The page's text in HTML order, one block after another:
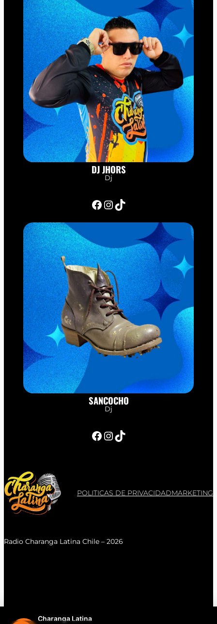
Charanga Latina
DJ JHORS
Dj
Facebook InstagramTikTok
SANCOCHO
Dj
Facebook InstagramTikTok
POLITICAS DE PRIVACIDADMARKETING
Radio Charanga Latina Chile – 2026